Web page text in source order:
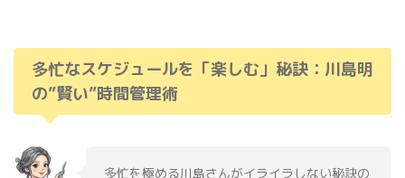
多忙なスケジュールを「楽しむ」秘訣：川島明
の”賢い”時間管理術
多忙を極める川島さんがイライラしない秘訣の